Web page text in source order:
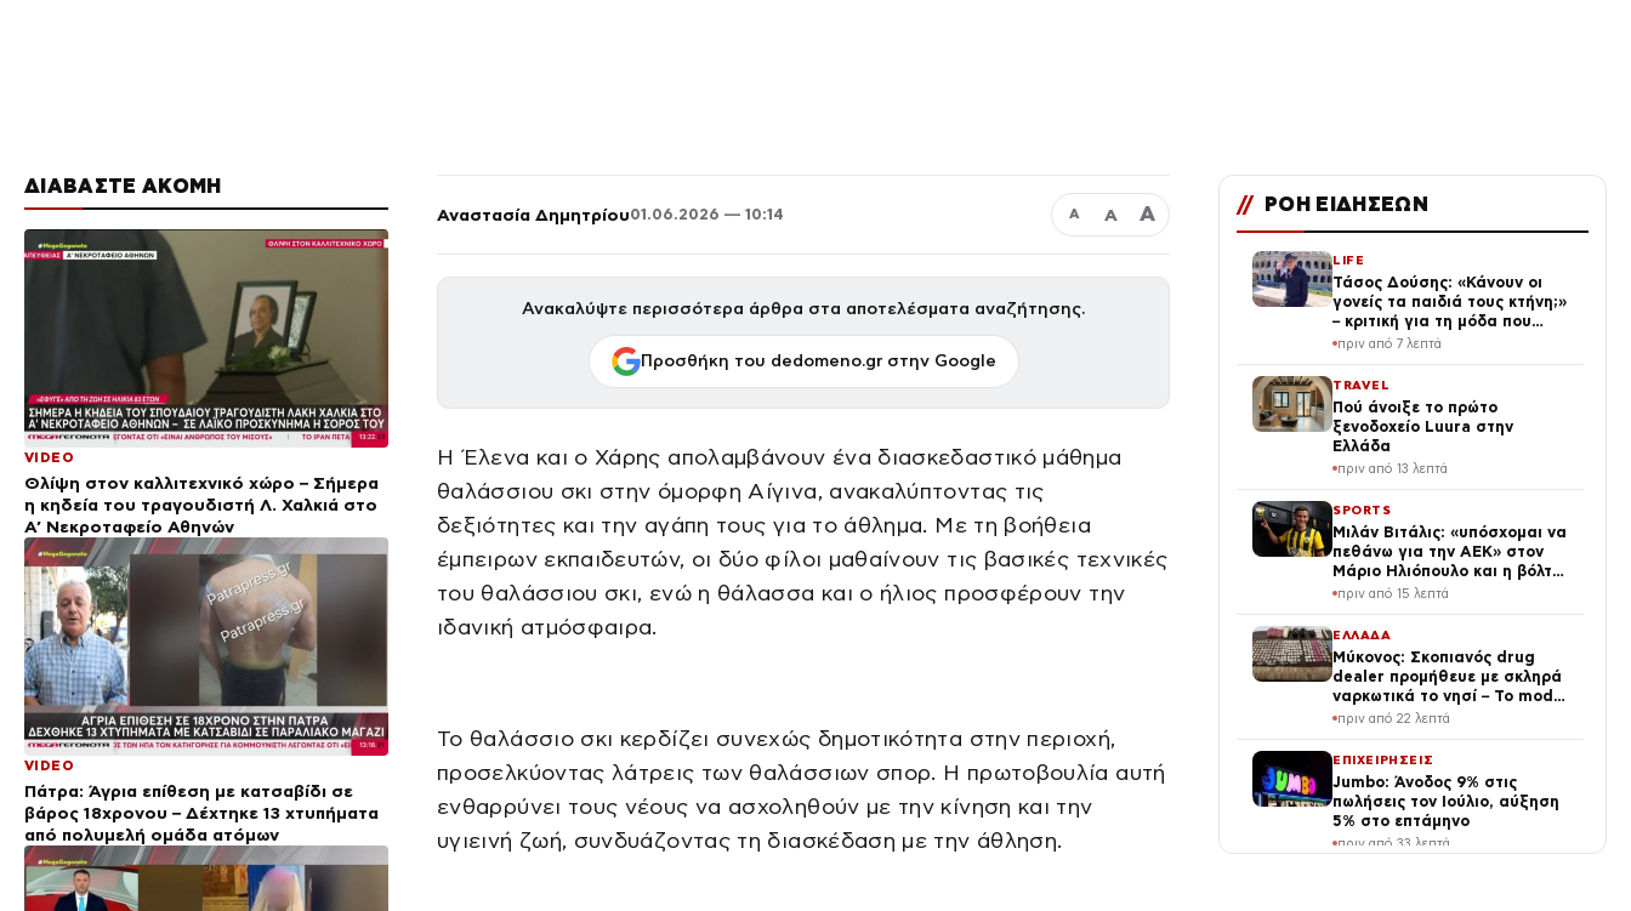
ΔΙΑΒΑΣΤΕ ΑΚΟΜΗ
VIDEO
Θλίψη στον καλλιτεχνικό χώρο – Σήμερα
η κηδεία του τραγουδιστή Λ. Χαλκιά στο
Α’ Νεκροταφείο Αθηνών
VIDEO
Πάτρα: Άγρια επίθεση με κατσαβίδι σε
βάρος 18χρονου – Δέχτηκε 13 χτυπήματα
από πολυμελή ομάδα ατόμων
Αναστασία Δημητρίου01.06.2026 — 10:14 Α Α Α
Ανακαλύψτε περισσότερα άρθρα στα αποτελέσματα αναζήτησης.
Προσθήκη του dedomeno.gr στην Google
Η Έλενα και ο Χάρης απολαμβάνουν ένα διασκεδαστικό μάθημα
θαλάσσιου σκι στην όμορφη Αίγινα, ανακαλύπτοντας τις
δεξιότητες και την αγάπη τους για το άθλημα. Με τη βοήθεια
έμπειρων εκπαιδευτών, οι δύο φίλοι μαθαίνουν τις βασικές τεχνικές
του θαλάσσιου σκι, ενώ η θάλασσα και ο ήλιος προσφέρουν την
ιδανική ατμόσφαιρα.
Το θαλάσσιο σκι κερδίζει συνεχώς δημοτικότητα στην περιοχή,
προσελκύοντας λάτρεις των θαλάσσιων σπορ. Η πρωτοβουλία αυτή
ενθαρρύνει τους νέους να ασχοληθούν με την κίνηση και την
υγιεινή ζωή, συνδυάζοντας τη διασκέδαση με την άθληση.
// ΡΟΗ ΕΙΔΗΣΕΩΝ
LIFE
Τάσος Δούσης: «Κάνουν οι
γονείς τα παιδιά τους κτήνη;»
– κριτική για τη μόδα που
καταστρέφει τη νέα γενιά
πριν από 7 λεπτά
TRAVEL
Πού άνοιξε το πρώτο
ξενοδοχείο Luura στην
Ελλάδα
πριν από 13 λεπτά
SPORTS
Μιλάν Βιτάλις: «υπόσχομαι να
πεθάνω για την ΑΕΚ» στον
Μάριο Ηλιόπουλο και η βόλτα
του στην Allwyn Arena
πριν από 15 λεπτά
ΕΛΛΑΔΑ
Μύκονος: Σκοπιανός drug
dealer προμήθευε με σκληρά
ναρκωτικά το νησί – Το modus
operandi και η
πριν από 22 λεπτά
ΕΠΙΧΕΙΡΗΣΕΙΣ
Jumbo: Άνοδος 9% στις
πωλήσεις τον Ιούλιο, αύξηση
5% στο επτάμηνο
πριν από 33 λεπτά